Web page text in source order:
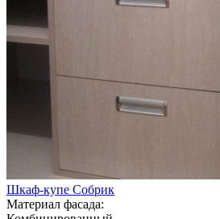
Шкаф-купе Собрик
Материал фасада: